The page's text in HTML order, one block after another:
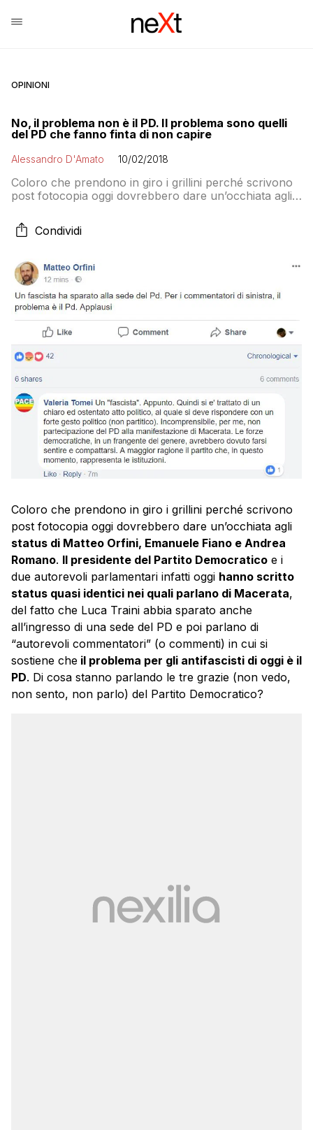
OPINIONI
No, il problema non è il PD. Il problema sono quelli
del PD che fanno finta di non capire
Alessandro D'Amato 10/02/2018
Coloro che prendono in giro i grillini perché scrivono
post fotocopia oggi dovrebbero dare un’occhiata agli
Romano. Il presidente del Partito Democratico e i due
autorevoli parlamentari infatti oggi hanno scritto status
che Luca Traini abbia sparato anche […]
Condividi
Coloro che prendono in giro i grillini perché scrivono
post fotocopia oggi dovrebbero dare un’occhiata agli
status di Matteo Orfini, Emanuele Fiano e Andrea
Romano. Il presidente del Partito Democratico e i
due autorevoli parlamentari infatti oggi hanno scritto
status quasi identici nei quali parlano di Macerata,
del fatto che Luca Traini abbia sparato anche
all’ingresso di una sede del PD e poi parlano di
“autorevoli commentatori” (o commenti) in cui si
sostiene che il problema per gli antifascisti di oggi è il
PD. Di cosa stanno parlando le tre grazie (non vedo,
non sento, non parlo) del Partito Democratico?